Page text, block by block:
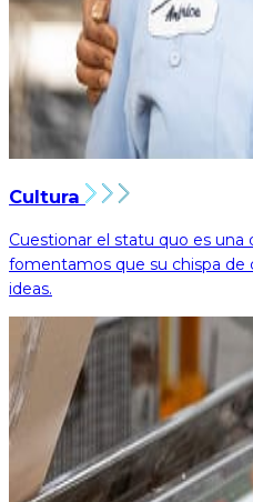
Cultura
Cuestionar el statu quo es una
fomentamos que su chispa de
ideas.